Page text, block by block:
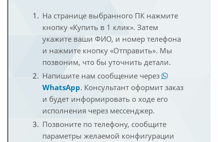
На странице выбранного ПК нажмите
кнопку «Купить в 1 клик». Затем
укажите ваши ФИО, и номер телефона
и нажмите кнопку «Отправить». Мы
позвоним, что бы уточнить детали.
Напишите нам сообщение через
WhatsApp. Консультант оформит заказ
и будет информировать о ходе его
исполнения через мессенджер.
Позвоните по телефону, сообщите
параметры желаемой конфигурации